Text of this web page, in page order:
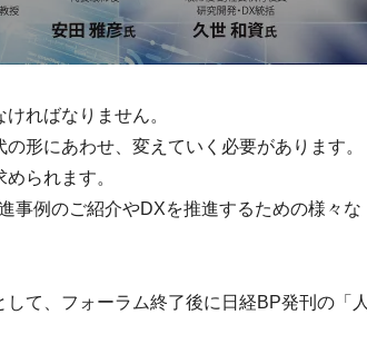
ればなりません。
形にあわせ、変えていく必要があります。
られます。
事例のご紹介やDXを推進するための様々な
て、フォーラム終了後に日経BP発刊の「人